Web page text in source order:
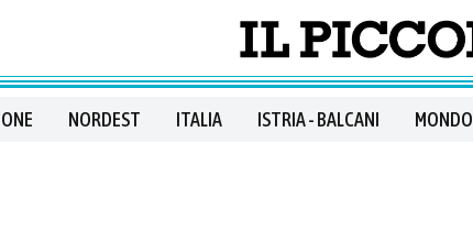
NORDEST ITALIA ISTRIA - BALCANI MONDO